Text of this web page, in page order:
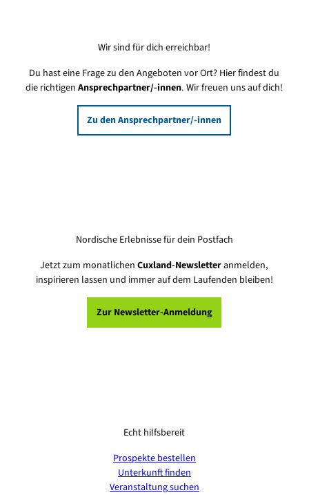
Wir sind für dich erreichbar!
Du hast eine Frage zu den Angeboten vor Ort? Hier findest du
die richtigenAnsprechpartner/-innen. Wir freuen uns auf dich!
Zu den Ansprechpartner/-innen
Nordische Erlebnisse für dein Postfach
Jetzt zum monatlichenCuxland-Newsletteranmelden,
inspirieren lassen und immer auf dem Laufenden bleiben!
Zur Newsletter-Anmeldung
Echt hilfsbereit
Prospekte bestellen
Unterkunft finden
Veranstaltung suchen